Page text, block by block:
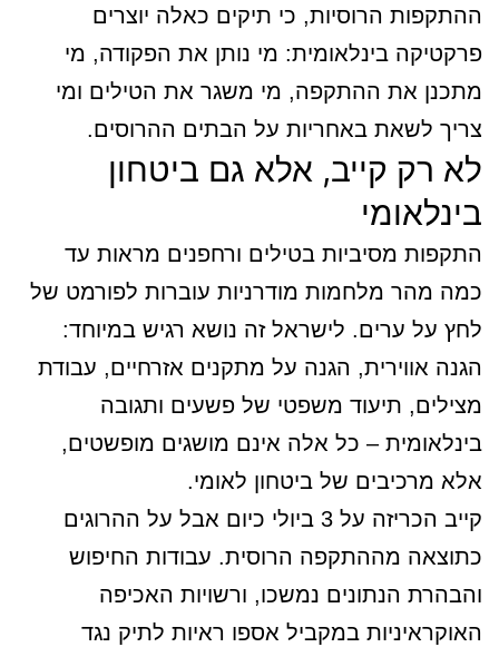
ההתקפות הרוסיות, כי תיקים כאלה יוצרים
פרקטיקה בינלאומית: מי נותן את הפקודה, מי
מתכנן את ההתקפה, מי משגר את הטילים ומי
צריך לשאת באחריות על הבתים ההרוסים.
לא רק קייב, אלא גם ביטחון
בינלאומי
התקפות מסיביות בטילים ורחפנים מראות עד
כמה מהר מלחמות מודרניות עוברות לפורמט של
לחץ על ערים. לישראל זה נושא רגיש במיוחד:
הגנה אווירית, הגנה על מתקנים אזרחיים, עבודת
מצילים, תיעוד משפטי של פשעים ותגובה
בינלאומית – כל אלה אינם מושגים מופשטים,
אלא מרכיבים של ביטחון לאומי.
קייב הכריזה על 3 ביולי כיום אבל על ההרוגים
כתוצאה מההתקפה הרוסית. עבודות החיפוש
והבהרת הנתונים נמשכו, ורשויות האכיפה
האוקראיניות במקביל אספו ראיות לתיק נגד